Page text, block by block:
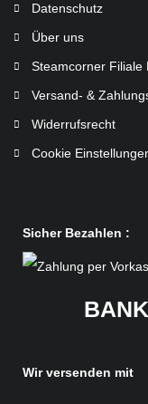
Datenschutz
Über uns
Steamcorner Filiale
Versand- &
Widerrufsrecht
Cookie
Sicher Bezahlen :
Wir versenden mit